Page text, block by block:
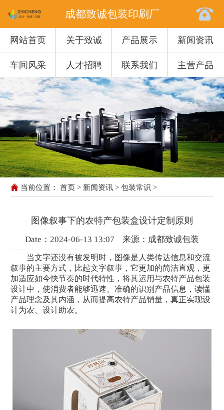
成都致诚包装印刷厂
网站首页 关于致诚 产品展示 新闻资讯
车间风采 人才招聘 联系我们 主营产品
当前位置：首页 > 新闻资讯 >包装常识 >
图像叙事下的农特产包装盒设计定制原则
Date：2024-06-13 13:07 来源：成都致诚包装
当文字还没有被发明时，图像是人类传达信息和交流
叙事的主要方式，比起文字叙事，它更加的简洁直观，更
加适应如今快节奏的时代特性，将其运用与农特产品包装
设计中，使消费者能够迅速、准确的识别产品信息，读懂
产品理念及其内涵，从而提高农特产品销量，真正实现设
计为农、设计助农。